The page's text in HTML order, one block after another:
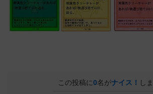
この投稿に0名がナイス！ し